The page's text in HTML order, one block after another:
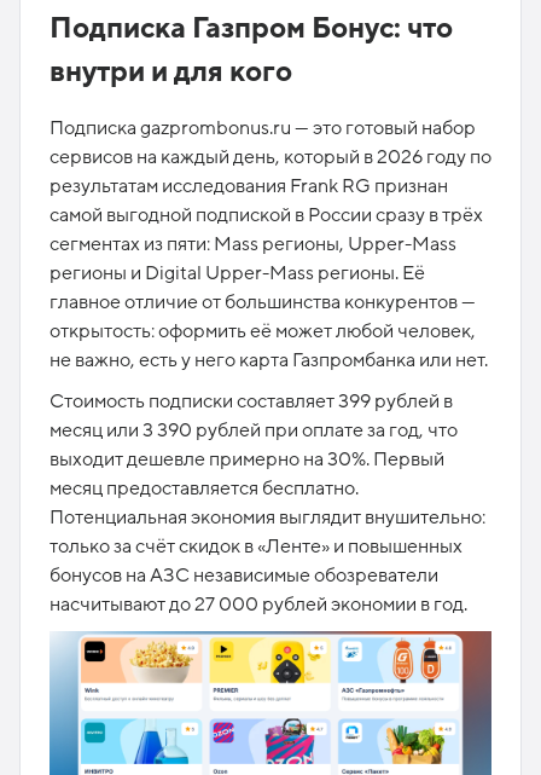
Подписка Газпром Бонус: что
внутри и для кого
Подписка gazprombonus.ru — это готовый набор
сервисов на каждый день, который в 2026 году по
результатам исследования Frank RG признан
самой выгодной подпиской в России сразу в трёх
сегментах из пяти: Mass регионы, Upper-Mass
регионы и Digital Upper-Mass регионы. Её
главное отличие от большинства конкурентов —
открытость: оформить её может любой человек,
не важно, есть у него карта Газпромбанка или нет.​
Стоимость подписки составляет 399 рублей в
месяц или 3 390 рублей при оплате за год, что
выходит дешевле примерно на 30%. Первый
месяц предоставляется бесплатно.
Потенциальная экономия выглядит внушительно:
только за счёт скидок в «Ленте» и повышенных
бонусов на АЗС независимые обозреватели
насчитывают до 27 000 рублей экономии в год.